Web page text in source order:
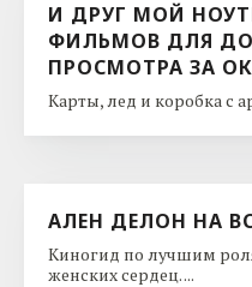
И ДРУГ МОЙ
ФИЛЬМОВ ДЛЯ
ПРОСМОТРА ЗА
Карты, лед и коробка с
АЛЕН ДЕЛОН НА
Киногид по лучшим
женских сердец. ...